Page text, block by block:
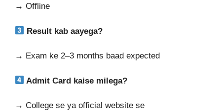
→ Offline
Result kab aayega?
→ Exam ke 2–3 months baad expected
Admit Card kaise milega?
→ College se ya official website se